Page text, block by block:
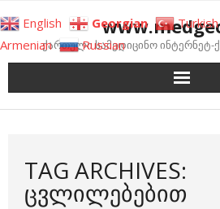
to
contentქართული სამედიცინო ინტერნეტ-
TAG ARCHIVES:
ᲪᲕᲚᲘᲚᲔᲑᲔᲑᲘᲗ
English Georgian Turkish
Armenian
Russian